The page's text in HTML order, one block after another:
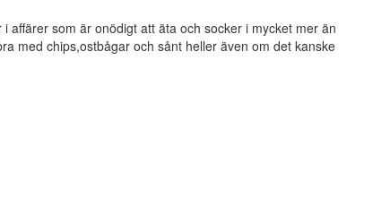
affärer som är onödigt att äta och socker i mycket mer än
med chips,ostbågar och sånt heller även om det kanske